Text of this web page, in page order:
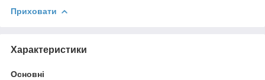
Приховати
Характеристики
Основні